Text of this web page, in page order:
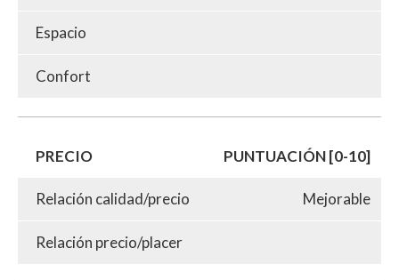
Espacio
Confort
PRECIO PUNTUACIÓN [0-10]
Relación calidad/precio Mejorable
Relación precio/placer